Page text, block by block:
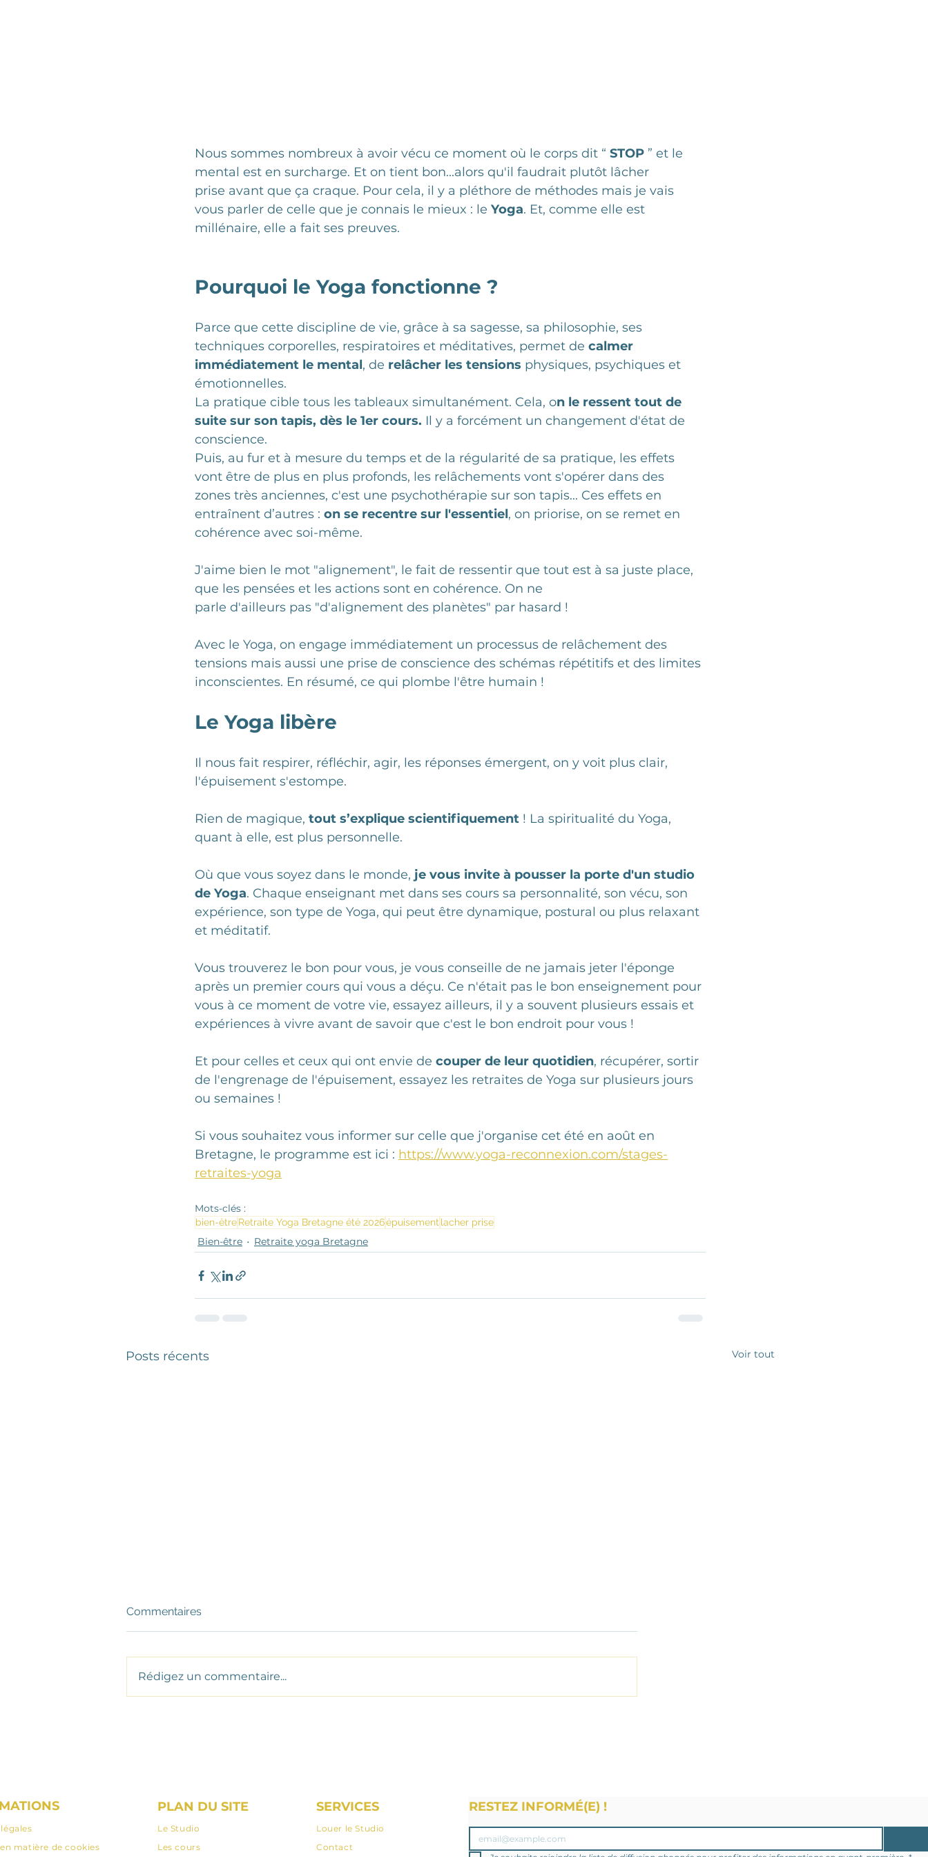
Nous sommes nombreux à avoir vécu ce moment où le corps dit “ STOP ” et le
mental est en surcharge. Et on tient bon...alors qu'il faudrait plutôt lâcher
prise avant que ça craque. Pour cela, il y a pléthore de méthodes mais je vais
vous parler de celle que je connais le mieux : le Yoga. Et, comme elle est
millénaire, elle a fait ses preuves.
Pourquoi le Yoga fonctionne ?
Parce que cette discipline de vie, grâce à sa sagesse, sa philosophie, ses
techniques corporelles, respiratoires et méditatives, permet de calmer
immédiatement le mental, de relâcher les tensions physiques, psychiques et
émotionnelles.
La pratique cible tous les tableaux simultanément. Cela, on le ressent tout de
suite sur son tapis, dès le 1er cours. Il y a forcément un changement d'état de
conscience.
Puis, au fur et à mesure du temps et de la régularité de sa pratique, les effets
vont être de plus en plus profonds, les relâchements vont s'opérer dans des
zones très anciennes, c'est une psychothérapie sur son tapis... Ces effets en
entraînent d’autres : on se recentre sur l'essentiel, on priorise, on se remet en
cohérence avec soi-même.
J'aime bien le mot "alignement", le fait de ressentir que tout est à sa juste place,
que les pensées et les actions sont en cohérence. On ne
parle d'ailleurs pas "d'alignement des planètes" par hasard !
Avec le Yoga, on engage immédiatement un processus de relâchement des
tensions mais aussi une prise de conscience des schémas répétitifs et des limites
inconscientes. En résumé, ce qui plombe l'être humain !
Le Yoga libère
Il nous fait respirer, réfléchir, agir, les réponses émergent, on y voit plus clair,
l'épuisement s'estompe.
Rien de magique, tout s’explique scientifiquement ! La spiritualité du Yoga,
quant à elle, est plus personnelle.
Où que vous soyez dans le monde, je vous invite à pousser la porte d'un studio
de Yoga. Chaque enseignant met dans ses cours sa personnalité, son vécu, son
expérience, son type de Yoga, qui peut être dynamique, postural ou plus relaxant
et méditatif.
Vous trouverez le bon pour vous, je vous conseille de ne jamais jeter l'éponge
après un premier cours qui vous a déçu. Ce n'était pas le bon enseignement pour
vous à ce moment de votre vie, essayez ailleurs, il y a souvent plusieurs essais et
expériences à vivre avant de savoir que c'est le bon endroit pour vous !
Et pour celles et ceux qui ont envie de couper de leur quotidien, récupérer, sortir
de l'engrenage de l'épuisement, essayez les retraites de Yoga sur plusieurs jours
ou semaines !
Si vous souhaitez vous informer sur celle que j'organise cet été en août en
Bretagne, le programme est ici : https://www.yoga-reconnexion.com/stages-
retraites-yoga
Mots-clés :
bien-êtreRetraite Yoga Bretagne été 2026épuisement lacher prise
Bien-être Retraite yoga Bretagne
Posts récents Voir tout
Commentaires
Rédigez un commentaire...
matière de cookies
PLAN DU SITE
Le Studio
Les cours
SERVICES
Louer le Studio
Contact
RESTEZ INFORMÉ(E) !